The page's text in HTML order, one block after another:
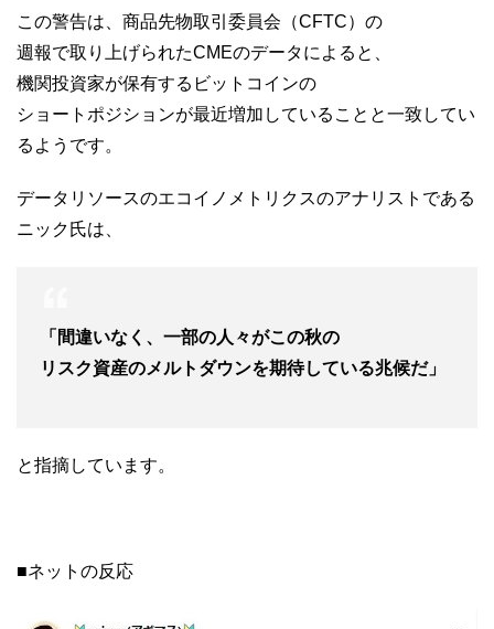
この警告は、商品先物取引委員会（CFTC）の
週報で取り上げられたCMEのデータによると、
機関投資家が保有するビットコインの
ショートポジションが最近増加していることと一致してい
るようです。
データリソースのエコイノメトリクスのアナリストである
ニック氏は、
「間違いなく、一部の人々がこの秋の
リスク資産のメルトダウンを期待している兆候だ」
と指摘しています。
■ネットの反応